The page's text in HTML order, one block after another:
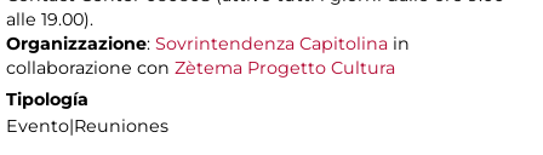
alle 19.00).
Organizzazione: Sovrintendenza Capitolina in
collaborazione con Zètema Progetto Cultura
Tipología
Evento|Reuniones